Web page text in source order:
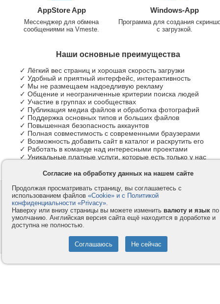
AppStore App
Мессенджер для обмена
сообщениями на Vmeste.
Windows-App
Программа для создания
с загрузкой.
Наши основные преимущества
✓ Лёгкий вес страниц и хорошая скорость загрузки
✓ Удобный и приятный интерфейс, интерактивность
✓ Мы не размещаем надоедливую рекламу
✓ Общение и неограниченные критерии поиска людей
✓ Участие в группах и сообществах
✓ Публикация медиа файлов и обработка фотографий
✓ Поддержка основных типов и больших файлов
✓ Повышенная безопасность аккаунтов
✓ Полная совместимость с современными браузерами
✓ Возможность добавить сайт в каталог и раскрутить его
✓ Работать в команде над интересными проектами
✓ Уникальные платные услуги, которые есть только у нас
Контакты
Компания
Privacy и Cookie
Услуги
Как оплатить
Помощь
© 2008-2026
- Все права защищены.
Согласие на обработку данных на нашем сайте
Продолжая просматривать страницу, вы соглашаетесь с
использованием файлов «Cookie» и с Политикой
конфиденциальности «Privacy».
Наверху или внизу страницы вы можете изменить валюту и язык по
умолчанию. Английская версия сайта ещё находится в доработке и
доступна не полностью.